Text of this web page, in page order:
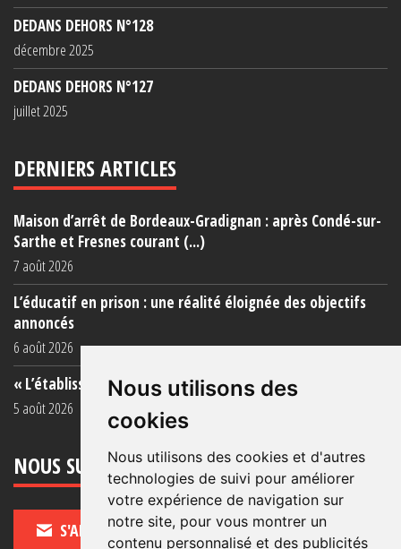
Nous utilisons des
cookies
Nous utilisons des cookies et d'autres
technologies de suivi pour améliorer
votre expérience de navigation sur
notre site, pour vous montrer un
contenu personnalisé et des publicités
DEDANS DEHORS N°128
décembre 2025
DEDANS DEHORS N°127
juillet 2025
DERNIERS ARTICLES
Maison d’arrêt de Bordeaux-Gradignan : après Condé-sur-
Sarthe et Fresnes courant (...)
7 août 2026
L’éducatif en prison : une réalité éloignée des objectifs
annoncés
6 août 2026
« L’établissement est une porcherie totale »
5 août 2026
NOUS SUIVRE
S'ABONNER